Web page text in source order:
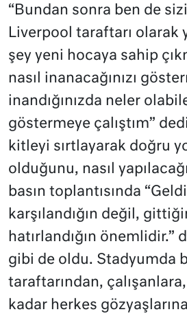
“Bundan sonra ben de
Liverpool taraftarı olarak
şey yeni hocaya sahip
nasıl inanacağınızı
inandığınızda neler
göstermeye çalıştım”
kitleyi sırtlayarak doğru
olduğunu, nasıl
basın toplantısında
karşılandığın değil,
hatırlandığın önemlidir.”
gibi de oldu. Stadyumda
taraftarından,
kadar herkes